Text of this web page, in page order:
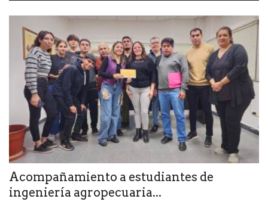
Acompañamiento a estudiantes de
ingeniería agropecuaria...